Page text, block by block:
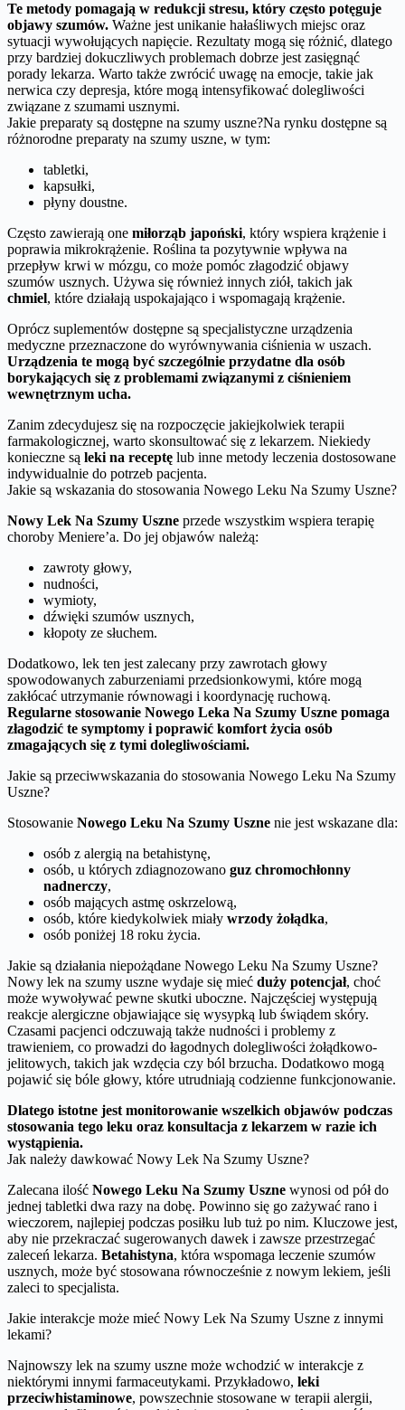
Te metody pomagają w redukcji stresu, który często potęguje
objawy szumów. Ważne jest unikanie hałaśliwych miejsc oraz
sytuacji wywołujących napięcie. Rezultaty mogą się różnić, dlatego
przy bardziej dokuczliwych problemach dobrze jest zasięgnąć
porady lekarza. Warto także zwrócić uwagę na emocje, takie jak
nerwica czy depresja, które mogą intensyfikować dolegliwości
związane z szumami usznymi.
Jakie preparaty są dostępne na szumy uszne?Na rynku dostępne są
różnorodne preparaty na szumy uszne, w tym:
tabletki,
kapsułki,
płyny doustne.
Często zawierają one miłorząb japoński, który wspiera krążenie i
poprawia mikrokrążenie. Roślina ta pozytywnie wpływa na
przepływ krwi w mózgu, co może pomóc złagodzić objawy
szumów usznych. Używa się również innych ziół, takich jak
chmiel, które działają uspokajająco i wspomagają krążenie.
Oprócz suplementów dostępne są specjalistyczne urządzenia
medyczne przeznaczone do wyrównywania ciśnienia w uszach.
Urządzenia te mogą być szczególnie przydatne dla osób
borykających się z problemami związanymi z ciśnieniem
wewnętrznym ucha.
Zanim zdecydujesz się na rozpoczęcie jakiejkolwiek terapii
farmakologicznej, warto skonsultować się z lekarzem. Niekiedy
konieczne są leki na receptę lub inne metody leczenia dostosowane
indywidualnie do potrzeb pacjenta.
Jakie są wskazania do stosowania Nowego Leku Na Szumy Uszne?
Nowy Lek Na Szumy Uszne przede wszystkim wspiera terapię
choroby Meniere’a. Do jej objawów należą:
zawroty głowy,
nudności,
wymioty,
dźwięki szumów usznych,
kłopoty ze słuchem.
Dodatkowo, lek ten jest zalecany przy zawrotach głowy
spowodowanych zaburzeniami przedsionkowymi, które mogą
zakłócać utrzymanie równowagi i koordynację ruchową.
Regularne stosowanie Nowego Leka Na Szumy Uszne pomaga
złagodzić te symptomy i poprawić komfort życia osób
zmagających się z tymi dolegliwościami.
Jakie są przeciwwskazania do stosowania Nowego Leku Na Szumy
Uszne?
Stosowanie Nowego Leku Na Szumy Uszne nie jest wskazane dla:
osób z alergią na betahistynę,
osób, u których zdiagnozowano guz chromochłonny
nadnerczy,
osób mających astmę oskrzelową,
osób, które kiedykolwiek miały wrzody żołądka,
osób poniżej 18 roku życia.
Jakie są działania niepożądane Nowego Leku Na Szumy Uszne?
Nowy lek na szumy uszne wydaje się mieć duży potencjał, choć
może wywoływać pewne skutki uboczne. Najczęściej występują
reakcje alergiczne objawiające się wysypką lub świądem skóry.
Czasami pacjenci odczuwają także nudności i problemy z
trawieniem, co prowadzi do łagodnych dolegliwości żołądkowo-
jelitowych, takich jak wzdęcia czy ból brzucha. Dodatkowo mogą
pojawić się bóle głowy, które utrudniają codzienne funkcjonowanie.
Dlatego istotne jest monitorowanie wszelkich objawów podczas
stosowania tego leku oraz konsultacja z lekarzem w razie ich
wystąpienia.
Jak należy dawkować Nowy Lek Na Szumy Uszne?
Zalecana ilość Nowego Leku Na Szumy Uszne wynosi od pół do
jednej tabletki dwa razy na dobę. Powinno się go zażywać rano i
wieczorem, najlepiej podczas posiłku lub tuż po nim. Kluczowe jest,
aby nie przekraczać sugerowanych dawek i zawsze przestrzegać
zaleceń lekarza. Betahistyna, która wspomaga leczenie szumów
usznych, może być stosowana równocześnie z nowym lekiem, jeśli
zaleci to specjalista.
Jakie interakcje może mieć Nowy Lek Na Szumy Uszne z innymi
lekami?
Najnowszy lek na szumy uszne może wchodzić w interakcje z
niektórymi innymi farmaceutykami. Przykładowo, leki
przeciwhistaminowe, powszechnie stosowane w terapii alergii,